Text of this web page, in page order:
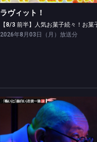
ラヴィット！
2026年8月03日（月）放送分
水曜日のダウンタウン